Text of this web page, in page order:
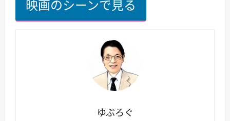
映画のシーンで見る
ゆぶろぐ